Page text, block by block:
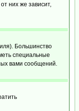
них же зависит,
Большинство
специальные
вами сообщений.